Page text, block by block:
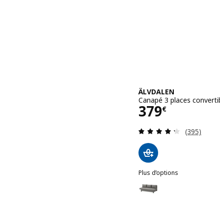
ÄLVDALEN
Canapé 3 places
379€
Prix 379€
(395)
Plus d’options
Option : ÄLVDALEN,